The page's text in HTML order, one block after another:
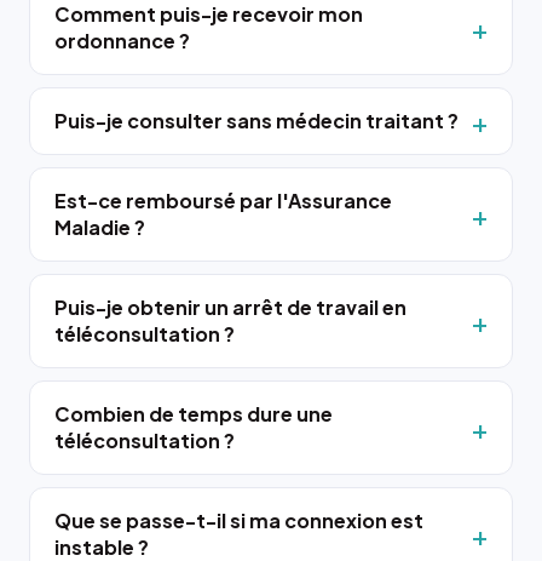
Comment puis-je recevoir mon
ordonnance ?
Puis-je consulter sans médecin traitant ?
Est-ce remboursé par l'Assurance
Maladie ?
Puis-je obtenir un arrêt de travail en
téléconsultation ?
Combien de temps dure une
téléconsultation ?
Que se passe-t-il si ma connexion est
instable ?